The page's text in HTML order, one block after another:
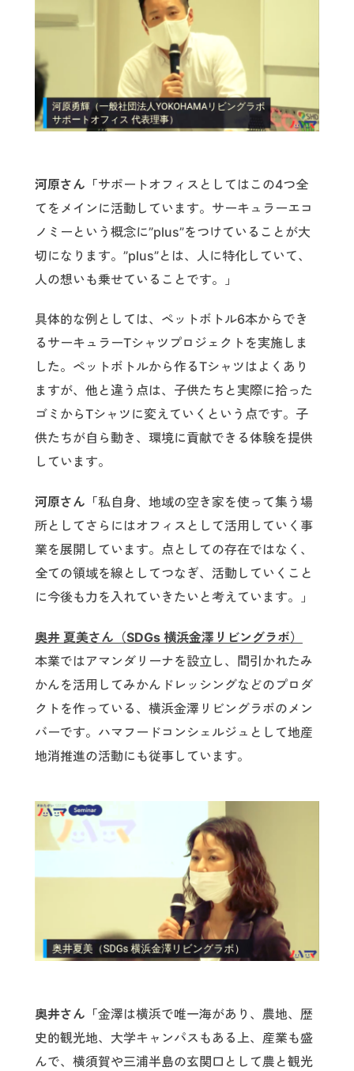
河原さん「サポートオフィスとしてはこの4つ全
てをメインに活動しています。サーキュラーエコ
ノミーという概念に”plus”をつけていることが大
切になります。”plus”とは、人に特化していて、
人の想いも乗せていることです。」
具体的な例としては、ペットボトル6本からでき
るサーキュラーTシャツプロジェクトを実施しま
した。ペットボトルから作るTシャツはよくあり
ますが、他と違う点は、子供たちと実際に拾った
ゴミからTシャツに変えていくという点です。子
供たちが自ら動き、環境に貢献できる体験を提供
しています。
河原さん「私自身、地域の空き家を使って集う場
所としてさらにはオフィスとして活用していく事
業を展開しています。点としての存在ではなく、
全ての領域を線としてつなぎ、活動していくこと
に今後も力を入れていきたいと考えています。」
奥井 夏美さん（SDGs 横浜金澤リビングラボ）
本業ではアマンダリーナを設立し、間引かれたみ
かんを活用してみかんドレッシングなどのプロダ
クトを作っている、横浜金澤リビングラボのメン
バーです。ハマフードコンシェルジュとして地産
地消推進の活動にも従事しています。
奥井さん「金澤は横浜で唯一海があり、農地、歴
史的観光地、大学キャンパスもある上、産業も盛
んで、横須賀や三浦半島の玄関口として農と観光